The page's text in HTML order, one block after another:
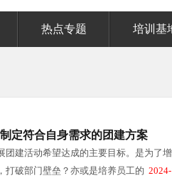
热点专题 培训基
定符合自身需求的团建方案
团建活动希望达成的主要目标。是为了
打破部门壁垒？亦或是培养员工的